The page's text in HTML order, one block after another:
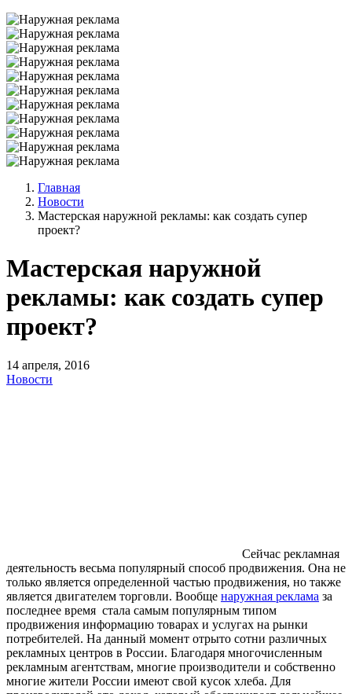
Главная
Новости
Мастерская наружной рекламы: как создать супер
проект?
Мастерская наружной
рекламы: как создать супер
проект?
14 апреля, 2016
Новости
Сейчас рекламная
деятельность весьма популярный способ продвижения. Она не
только является определенной частью продвижения, но также
является двигателем торговли. Вообще наружная реклама за
последнее время стала самым популярным типом
продвижения информацию товарах и услугах на рынки
потребителей. На данный момент отрыто сотни различных
рекламных центров в России. Благодаря многочисленным
рекламным агентствам, многие производители и собственно
многие жители России имеют свой кусок хлеба. Для